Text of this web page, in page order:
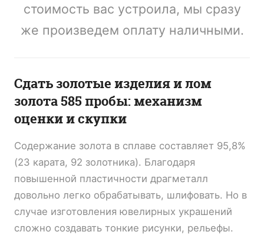
стоимость вас устроила, мы сразу
же произведем оплату наличными.
Сдать золотые изделия и лом
золота 585 пробы: механизм
оценки и скупки
Содержание золота в сплаве составляет 95,8%
(23 карата, 92 золотника). Благодаря
повышенной пластичности драгметалл
довольно легко обрабатывать, шлифовать. Но в
случае изготовления ювелирных украшений
сложно создавать тонкие рисунки, рельефы.